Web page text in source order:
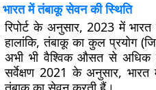
भारत में तंबाकू सेवन की स्थिति
रिपोर्ट के अनुसार, 2023 में
हालांकि, तंबाकू का कुल प्रयोग
अभी भी वैश्विक औसत से अधिक है।
सर्वेक्षण 2021 के अनुसार,